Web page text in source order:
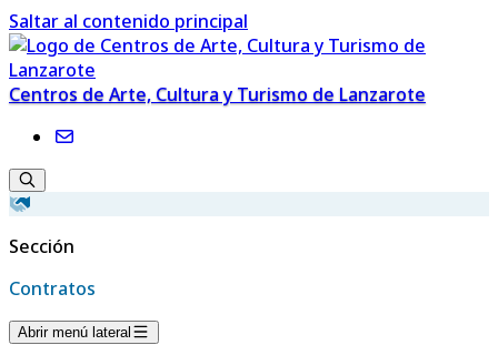
Saltar al contenido principal
Centros de Arte, Cultura y Turismo de Lanzarote
Sección
Contratos
Abrir menú lateral